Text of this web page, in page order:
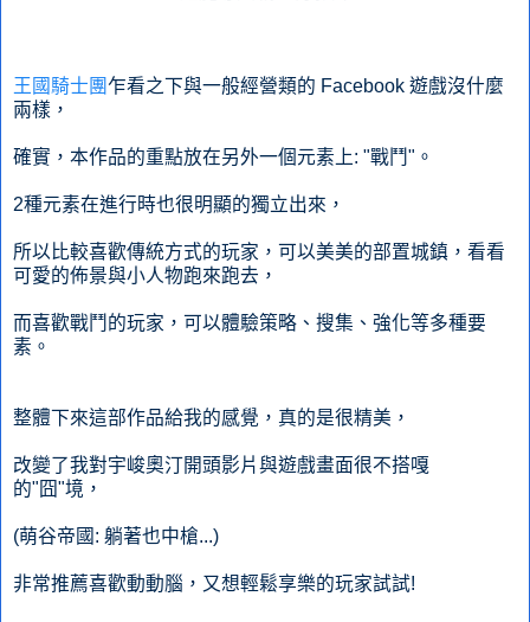
王國騎士團乍看之下與一般經營類的 Facebook 遊戲沒什麼
兩樣，
確實，本作品的重點放在另外一個元素上: "戰鬥"。
2種元素在進行時也很明顯的獨立出來，
所以比較喜歡傳統方式的玩家，可以美美的部置城鎮，看看
可愛的佈景與小人物跑來跑去，
而喜歡戰鬥的玩家，可以體驗策略、搜集、強化等多種要
素。
整體下來這部作品給我的感覺，真的是很精美，
改變了我對宇峻奧汀開頭影片與遊戲畫面很不搭嘎
的"囧"境，
(萌谷帝國: 躺著也中槍...)
非常推薦喜歡動動腦，又想輕鬆享樂的玩家試試!